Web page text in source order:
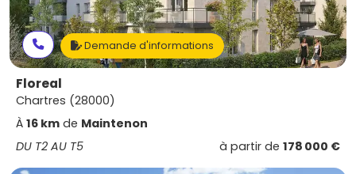
Demande d'informations
Floreal
Chartres (28000)
À 16 km de Maintenon
DU T2 AU T5
à partir de 178 000 €